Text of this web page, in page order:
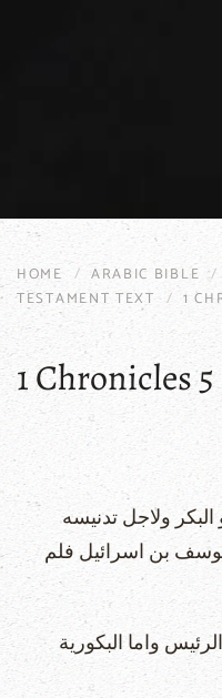
HOME ARABIC BIBLE
TESTAMENT TEXT
1
1 Chronicles 5
البكر ولاجل تدنيسه
بن اسرائيل فلم
واما البكورية